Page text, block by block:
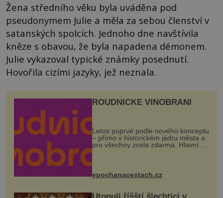
Žena středního věku byla uváděna pod
pseudonymem Julie a měla za sebou členství v
satanských spolcích. Jednoho dne navštívila
kněze s obavou, že byla napadena démonem.
Julie vykazoval typické známky posednutí.
Hovořila cizími jazyky, jež neznala.
ROUDNICKÉ VINOBRANÍ
Letos poprvé podle nového konceptu
– přímo v historickém jádru města a
pro všechny zcela zdarma. Hlavní
program se odehraje na Karlově a
mohou těšit na víno, burčák, pes...
epochanacestach.cz
Utonuli říšští šlechtici v